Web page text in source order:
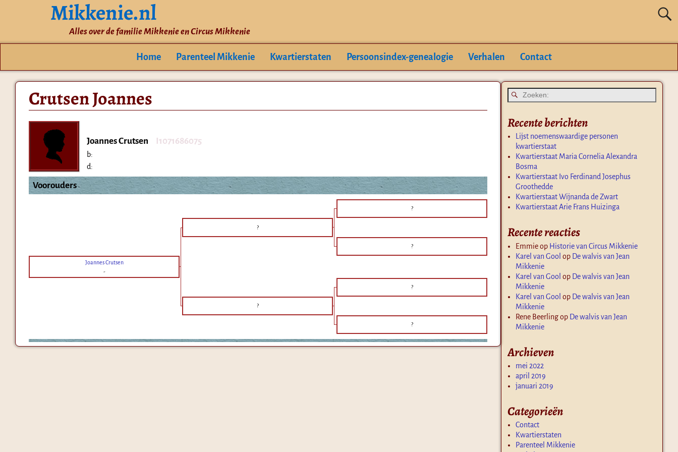
Mikkenie.nl
Alles over de familie Mikkenie en Circus Mikkenie
Home Parenteel Mikkenie Kwartierstaten Persoonsindex-genealogie Verhalen Contact
Crutsen Joannes
Joannes Crutsen I1071686075
b:
d:
Voorouders
?
?
?
Joannes Crutsen
-
?
?
?
Recente berichten
Lijst noemenswaardige personen
kwartierstaat
Kwartierstaat Maria Cornelia Alexandra
Bosma
Kwartierstaat Ivo Ferdinand Josephus
Groothedde
Kwartierstaat Wijnanda de Zwart
Kwartierstaat Arie Frans Huizinga
Recente reacties
Emmieop Historie van Circus Mikkenie
Karel van Gool op De walvis van Jean
Mikkenie
Karel van Gool op De walvis van Jean
Mikkenie
Karel van Gool op De walvis van Jean
Mikkenie
Rene Beerlingop De walvis van Jean
Mikkenie
Archieven
mei 2022
april 2019
januari 2019
Categorieën
Contact
Kwartierstaten
Parenteel Mikkenie